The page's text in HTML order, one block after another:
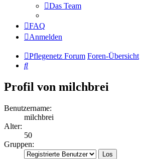
Das Team
FAQ
Anmelden
Pflegenetz Forum Foren-Übersicht
Suche
Profil von milchbrei
Benutzername:
milchbrei
Alter:
50
Gruppen: